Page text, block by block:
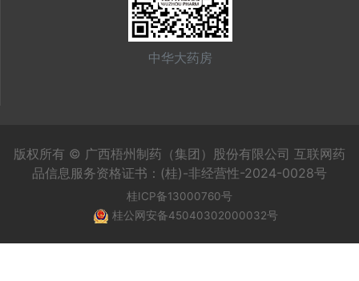
中华大药房
版权所有 © 广西梧州制药（集团）股份有限公司 互联网药
品信息服务资格证书：(桂)-非经营性-2024-0028号
桂ICP备13000760号
桂公网安备45040302000032号